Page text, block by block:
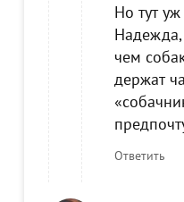
Но тут
Надежда,
чем
держат
Ответить